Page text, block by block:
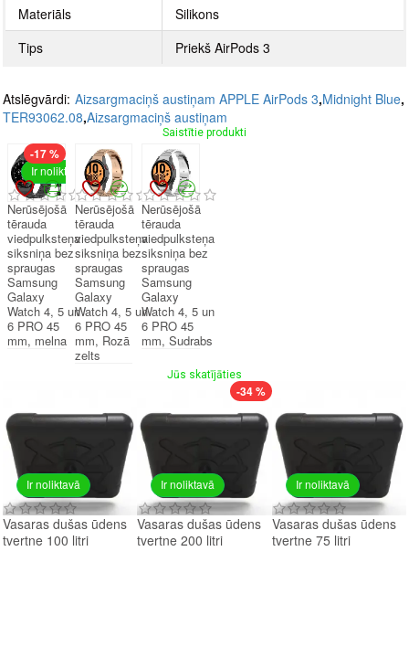
Materiāls
Silikons
Tips
Priekš AirPods 3
Atslēgvārdi: Aizsargmaciņš austiņam APPLE AirPods 3,Midnight Blue,
TER93062.08,Aizsargmaciņš austiņam
Saistītie produkti
Ir noliktavā
-17 %
Nerūsējošā
tērauda
viedpulksteņa
siksniņa bez
spraugas
Samsung
Galaxy
Watch 4, 5 un
6 PRO 45
mm, melna
Nerūsējošā
tērauda
viedpulksteņa
siksniņa bez
spraugas
Samsung
Galaxy
Watch 4, 5 un
6 PRO 45
mm, Rozā
zelts
Nerūsējošā
tērauda
viedpulksteņa
siksniņa bez
spraugas
Samsung
Galaxy
Watch 4, 5 un
6 PRO 45
mm, Sudrabs
Jūs skatījāties
Ir noliktavā
Vasaras dušas ūdens
tvertne 100 litri
Ir noliktavā
-34 %
Vasaras dušas ūdens
tvertne 200 litri
Ir noliktavā
Vasaras dušas ūdens
tvertne 75 litri